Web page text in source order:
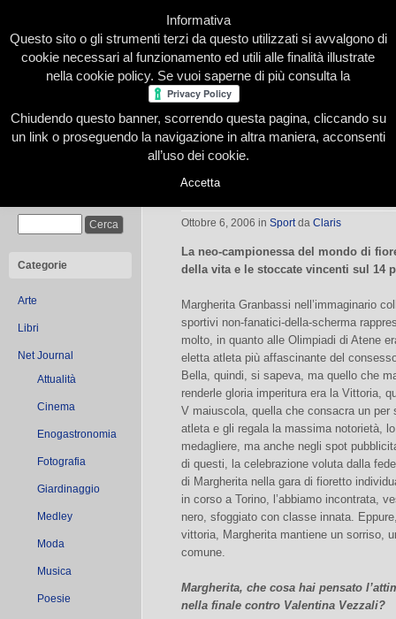
Home Presentazione Redazione Le nostre firme
Categorie
Arte
Libri
Net Journal
Attualità
Cinema
Enogastronomia
Fotografia
Giardinaggio
Medley
Moda
Musica
Poesie
Margherita Granbassi per
Ottobre 6, 2006 in Sportda Claris
La neo-campionessa del mondo di
della vita e le stoccate vincenti sul 14
Margherita Granbassi nell’immaginario
sportivi non-fanatici-della-scherma
molto, in quanto alle Olimpiadi di Atene
eletta atleta più affascinante del
Bella, quindi, si sapeva, ma quello che
renderle gloria imperitura era la Vittoria,
V maiuscola, quella che consacra un per
atleta e gli regala la massima notorietà,
medagliere, ma anche negli spot
di questi, la celebrazione voluta dalla
di Margherita nella gara di fioretto
in corso a Torino, l’abbiamo incontrata,
nero, sfoggiato con classe innata.
vittoria, Margherita mantiene un sorriso,
comune.
Margherita, che cosa hai pensato
nella finale contro Valentina Vezzali?
Informativa
Questo sito o gli strumenti terzi da questo utilizzati si avvalgono di
cookie necessari al funzionamento ed utili alle finalità illustrate
nella cookie policy. Se vuoi saperne di più consulta la
Chiudendo questo banner, scorrendo questa pagina, cliccando su
un link o proseguendo la navigazione in altra maniera, acconsenti
all’uso dei cookie.
Accetta